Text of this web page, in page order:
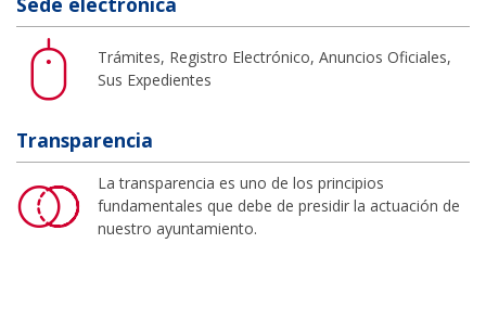
Trámites, Registro Electrónico, Anuncios Oficiales,
Sus Expedientes
Transparencia
La transparencia es uno de los principios
fundamentales que debe de presidir la actuación de
nuestro ayuntamiento.